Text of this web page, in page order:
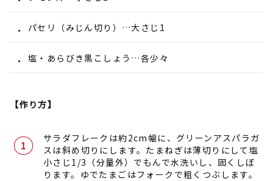
パセリ（みじん切り）…大さじ1
塩・あらびき黒こしょう…各少々
【作り方】
サラダフレークは約2cm幅に、グリーンアスパラガ
スは斜め切りにします。たまねぎは薄切りにして塩
小さじ1/3（分量外）でもんで水洗いし、固くしぼ
ります。ゆでたまごはフォークで粗くつぶします。